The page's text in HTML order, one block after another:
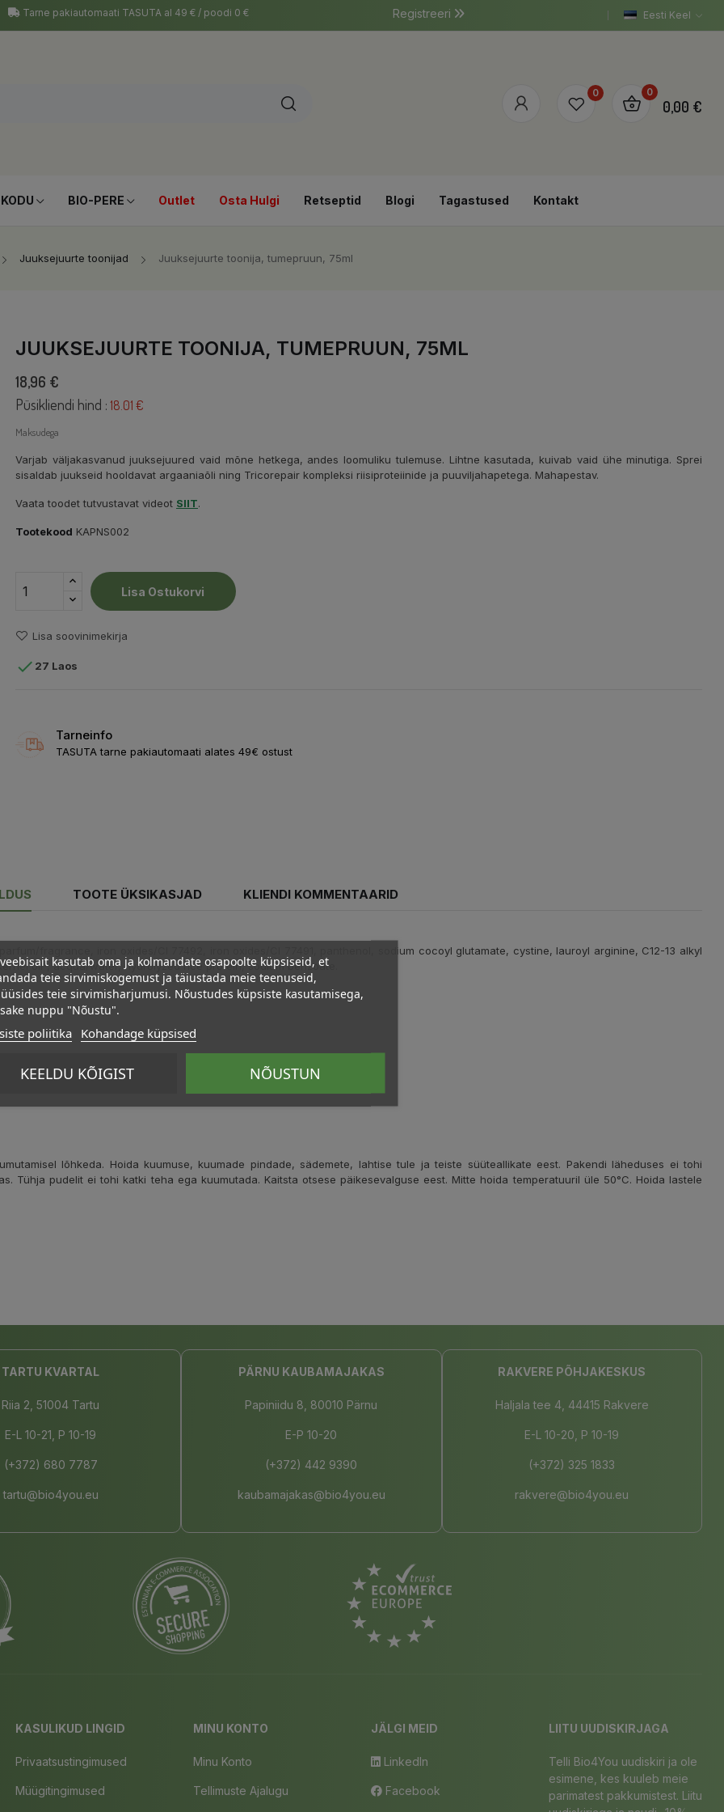
Tarne pakiautomaati TASUTA al 49 € / poodi 0 € Eesti Keel
Registreeri
0 0
0,00 €
BIO-PERE Outlet Osta Hulgi Retseptid Blogi Tagastused Kontakt
Juuksejuurte toonijad Juuksejuurte toonija, tumepruun, 75ml
JUUKSEJUURTE TOONIJA, TUMEPRUUN, 75ML
18,96 €
Püsikliendi hind : 18.01 €
Maksudega
Varjab väljakasvanud juuksejuured vaid mõne hetkega, andes loomuliku tulemuse. Lihtne kasutada, kuivab vaid ühe minutiga. Sprei
sisaldab juukseid hooldavat argaaniaõli ning Tricorepair kompleksi riisiproteiinide ja puuviljahapetega. Mahapestav.
Vaata toodet tutvustavat videot SIIT.
Tootekood KAPNS002
Lisa Ostukorvi
Lisa soovinimekirja
 27 Laos
Tarneinfo
TASUTA tarne pakiautomaati alates 49€ ostust
TOOTE ÜKSIKASJAD KLIENDI KOMMENTAARID
fragrance, iron oxides/CI 77492, iron oxides/CI 77491, panthenol, sodium cocoyl glutamate, cystine, lauroyl arginine, C12-13 alkyl
oil*, acqua/water, hydrolyzed rice protein, sodium benzoate.
lõhkeda. Hoida kuumuse, kuumade pindade, sädemete, lahtise tule ja teiste süüteallikate eest. Pakendi läheduses ei tohi
Tühja pudelit ei tohi katki teha ega kuumutada. Kaitsta otsese päikesevalguse eest. Mitte hoida temperatuuril üle 50°C. Hoida lastele
TARTU KVARTAL
Riia 2, 51004 Tartu
E-L 10-21, P 10-19
(+372) 680 7787
tartu@bio4you.eu
PÄRNU KAUBAMAJAKAS
Papiniidu 8, 80010 Pärnu
E-P 10-20
(+372) 442 9390
kaubamajakas@bio4you.eu
RAKVERE PÕHJAKESKUS
Haljala tee 4, 44415 Rakvere
E-L 10-20, P 10-19
(+372) 325 1833
rakvere@bio4you.eu
KASULIKUD LINGID
Privaatsustingimused
Müügitingimused
MINU KONTO
Minu Konto
Tellimuste Ajalugu
JÄLGI MEID
LinkedIn
Facebook
LIITU UUDISKIRJAGA
Telli Bio4You uudiskiri ja ole
esimene, kes kuuleb meie
parimatest pakkumistest. Liitu
kasutab oma ja kolmandate osapoolte küpsiseid, et
teie sirvimiskogemust ja täiustada meie teenuseid,
teie sirvimisharjumusi. Nõustudes küpsiste kasutamisega,
nuppu "Nõustu".
poliitika Kohandage küpsised
KEELDU KÕIGIST NÕUSTUN